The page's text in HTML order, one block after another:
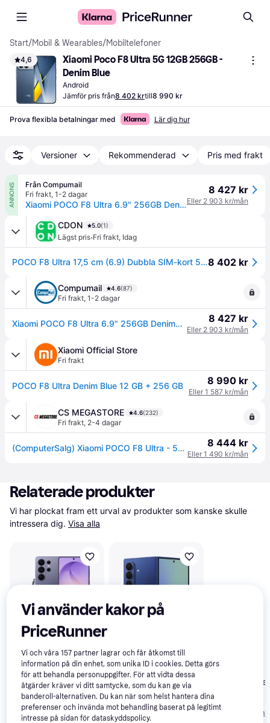
Start/Mobil & Wearables/Mobiltelefoner
4,6
Xiaomi Poco F8 Ultra 5G 12GB 256GB -
Denim Blue
Android
Jämför pris från8 402 krtill8 990 kr
Prova flexibla betalningar med Lär dig hur
Versioner Rekommenderad Pris med frakt
ANNONS
Från Compumail
Fri frakt, 1-2 dagar
Xiaomi POCO F8 Ultra 6.9" 256GB Denimblå --> I lager, forväntat leveransdatum hos dig 08-08-2026
8 427 kr
Eller 2 903 kr/mån
CDON 5.0(1)
Lägst pris·Fri frakt, Idag
POCO F8 Ultra 17,5 cm (6.9) Dubbla SIM-kort 5G USB Type-C 12 GB 256 GB 6500 mAh Blå8 402 kr
Compumail 4.6(87)
Fri frakt, 1-2 dagar
Xiaomi POCO F8 Ultra 6.9" 256GB Denimblå --> I lager, forväntat leveransdatum hos dig 08-08-2026 8 427 kr
Eller 2 903 kr/mån
Xiaomi Official Store
Fri frakt
POCO F8 Ultra Denim Blue 12 GB + 256 GB 8 990 kr
Eller 1 587 kr/mån
CS MEGASTORE 4.6(232)
Fri frakt, 2-4 dagar
(ComputerSalg) Xiaomi POCO F8 Ultra - 5G pekskärmsmobil - dual-SIM - RAM 12 GB / Internminne 256 GB - OLED-skärm - 6.9 - 2608 x 1200 pixlar (120 Hz) - 3 st. bakre kameror 50 MP, 50 MP, 50 MP - front camera 32 MP - denimblå 8 444 kr
Eller 1 490 kr/mån
Relaterade produkter
Vi har plockat fram ett urval av produkter som kanske skulle
intressera dig. Visa alla
Samsung Galaxy
S26 Ultra 256GB
Cobalt Violet
4.8
11 579 kr
Från 3 989 kr/mån
Samsung Galaxy
Z Fold7 256GB
Blue Shadow
4.7
16 463 kr
Från 5 671 kr/mån
OnePlus 15
256GB Infinite
Black
11 990 kr
Från 4 130 kr/
Vi använder kakor på
PriceRunner
Vi och våra157 partner lagrar och får åtkomst till
information på din enhet, som unika ID i cookies. Detta görs
för att behandla personuppgifter. För att vidta dessa
åtgärder kräver vi ditt samtycke, som du kan ge via
banderoll-alternativen. Du kan när som helst hantera dina
preferenser och invända mot behandling baserat på legitimt
intresse på sidan för dataskyddspolicy.